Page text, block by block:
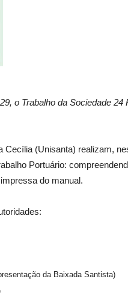
o Trabalho da Sociedade 24
(Unisanta) realizam,
Portuário:
do manual.
da Baixada Santista)